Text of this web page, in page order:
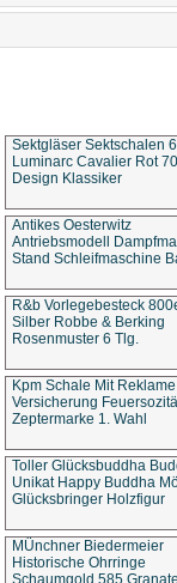
Sektgläser Sektschalen
Luminarc Cavalier Rot
Design Klassiker
Antikes Oesterwitz
Antriebsmodell
Stand Schleifmaschine
R&b Vorlegebesteck
Silber Robbe & Berking
Rosenmuster 6 Tlg.
Kpm Schale Mit Reklame
Versicherung
Zeptermarke 1. Wahl
Toller Glücksbuddha
Unikat Happy Buddha
Glücksbringer Holzfigur
MÜnchner Biedermeier
Historische Ohrringe
Schaumgold 585